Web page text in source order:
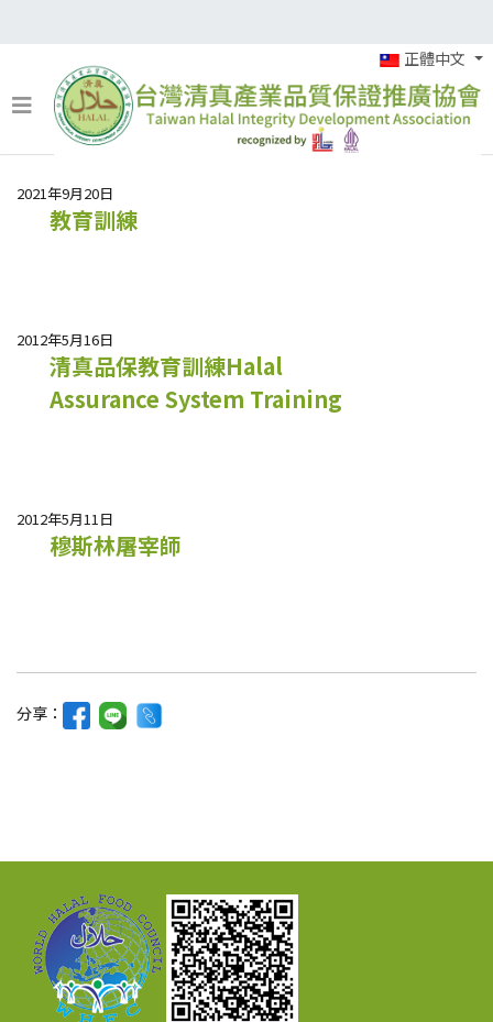
正體中文
2021年9月20日
教育訓練
2012年5月16日
清真品保教育訓練Halal
Assurance System Training
2012年5月11日
穆斯林屠宰師
分享：